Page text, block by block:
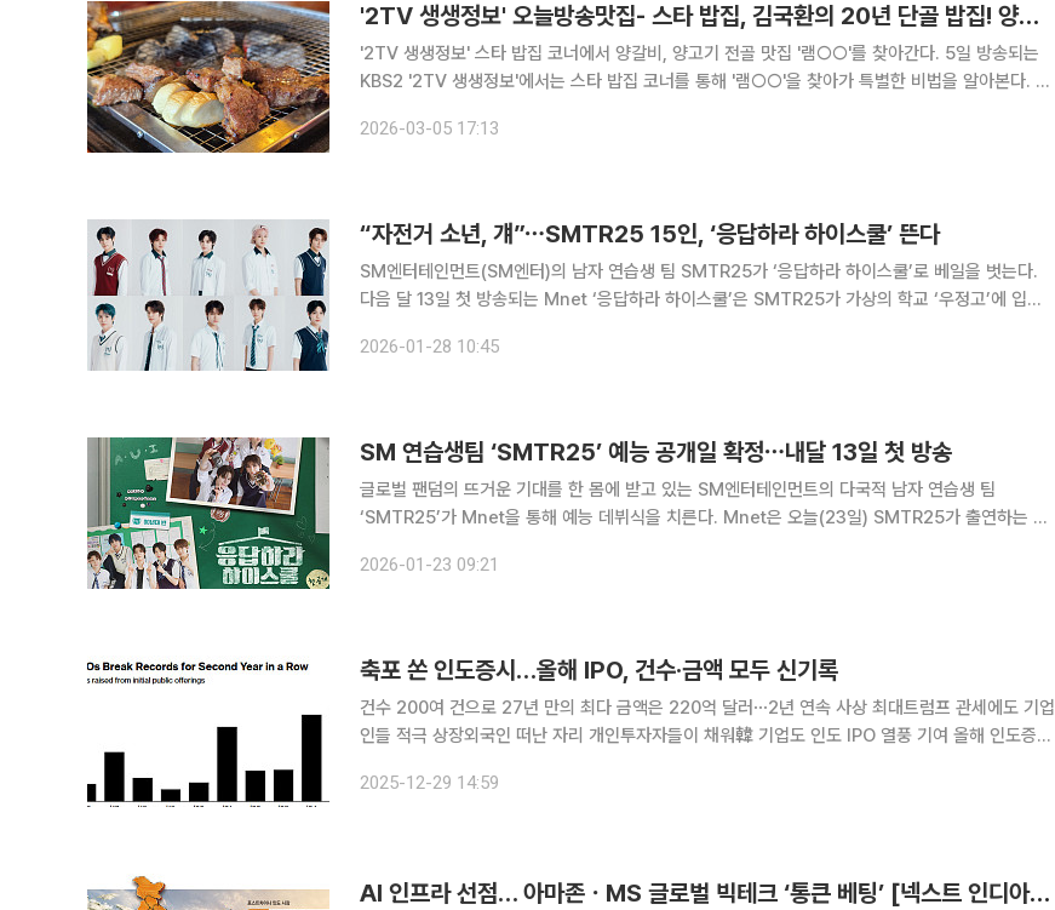
'2TV 생생정보' 오늘방송맛집- 스타 밥집, 김국환의 20년 단골 밥집! 양갈비 맛집 '램○○'
'2TV 생생정보' 스타 밥집 코너에서 양갈비, 양고기 전골 맛집 '램○○'를 찾아간다. 5일 방송되는
KBS2 '2TV 생생정보'에서는 스타 밥집 코너를 통해 '램○○'을 찾아가 특별한 비법을 알아본다. 서
2026-03-05 17:13
“자전거 소년, 걔”⋯SMTR25 15인, ‘응답하라 하이스쿨’ 뜬다
SM엔터테인먼트(SM엔터)의 남자 연습생 팀 SMTR25가 ‘응답하라 하이스쿨’로 베일을 벗는다.
다음 달 13일 첫 방송되는 Mnet ‘응답하라 하이스쿨’은 SMTR25가 가상의 학교 ‘우정고’에 입학
얼리티 예능 프로그램으로, SM엔터와 에그이즈커밍의 특
2026-01-28 10:45
SM 연습생팀 ‘SMTR25’ 예능 공개일 확정⋯내달 13일 첫 방송
글로벌 팬덤의 뜨거운 기대를 한 몸에 받고 있는 SM엔터테인먼트의 다국적 남자 연습생 팀
‘SMTR25’가 Mnet을 통해 예능 데뷔식을 치른다. Mnet은 오늘(23일) SMTR25가 출연하는 새
포스터와 퍼포먼스 티저를 공개했다. Mnet의 강력
2026-01-23 09:21
축포 쏜 인도증시…올해 IPO, 건수·금액 모두 신기록
건수 200여 건으로 27년 만의 최다 금액은 220억 달러⋯2년 연속 사상 최대트럼프 관세에도 기업
인들 적극 상장외국인 떠난 자리 개인투자자들이 채워韓 기업도 인도 IPO 열풍 기여 올해 인도증시
것으로 집계됐다. 28일(현지시간) 블룸버그통신에 따르
2025-12-29 14:59
AI 인프라 선점… 아마존ㆍMS 글로벌 빅테크 ‘통큰 베팅’ [넥스트 인디아上-②]